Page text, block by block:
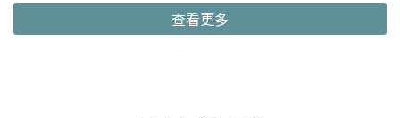
查看更多